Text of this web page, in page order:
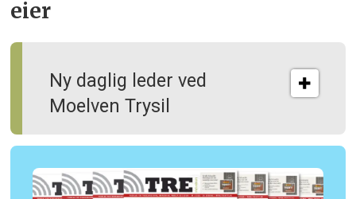
eier
Ny daglig leder ved
Moelven Trysil